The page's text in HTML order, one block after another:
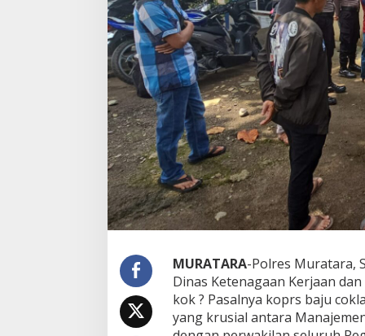
e
m
e
n
P
T
G
o
r
b
y
d
a
n
p
a
w
a
n
MURATARA-Polres Muratara,
Dinas Ketenagaan Kerjaan
kok ? Pasalnya koprs baju
yang krusial antara